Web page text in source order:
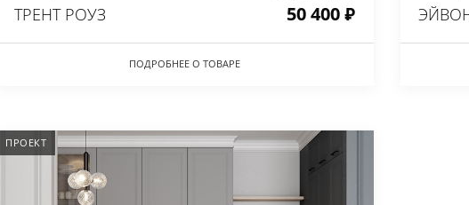
ТРЕНТ РОУЗ 50 400 ₽
ПОДРОБНЕЕ О ТОВАРЕ
ПРОЕКТ